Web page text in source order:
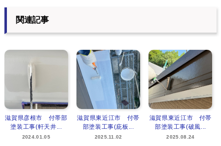
関連記事
滋賀県彦根市 付帯部
塗装工事(軒天井...
2024.01.05
滋賀県東近江市 付帯
部塗装工事(庇板...
2025.11.02
滋賀県東近江市 付帯
部塗装工事(破風...
2025.08.24